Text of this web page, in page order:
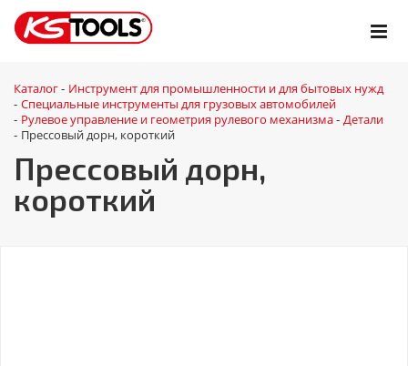
Каталог - Инструмент для промышленности и для бытовых нужд
- Специальные инструменты для грузовых автомобилей
- Рулевое управление и геометрия рулевого механизма - Детали
- Прессовый дорн, короткий
Прессовый дорн,
короткий